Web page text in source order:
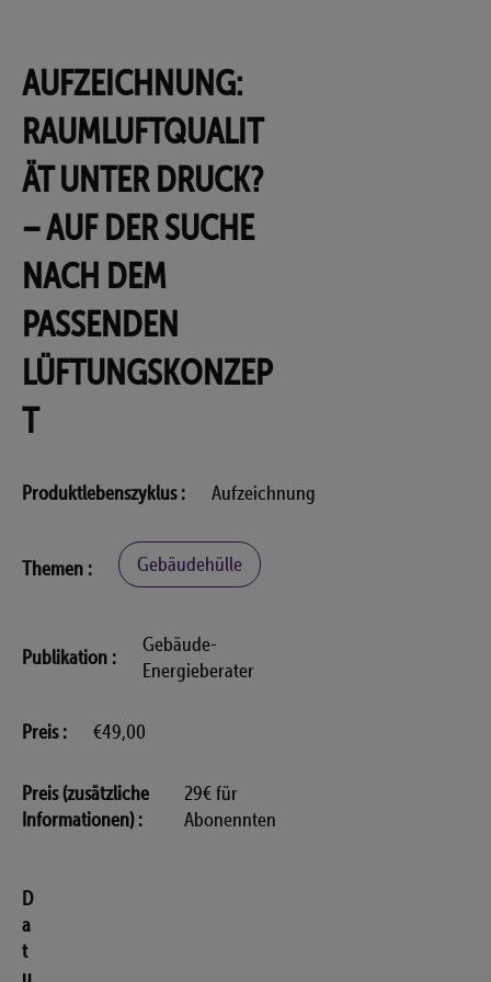
AUFZEICHNUNG:
RAUMLUFTQUALIT
ÄT UNTER DRUCK?
– AUF DER SUCHE
NACH DEM
PASSENDEN
LÜFTUNGSKONZEP
T
Produktlebenszyklus Aufzeichnung
Themen Gebäudehülle
Publikation
Gebäude-
Energieberater
Preis €49,00
Preis (zusätzliche
Informationen)
29€ für
Abonennten
D
a
t
u